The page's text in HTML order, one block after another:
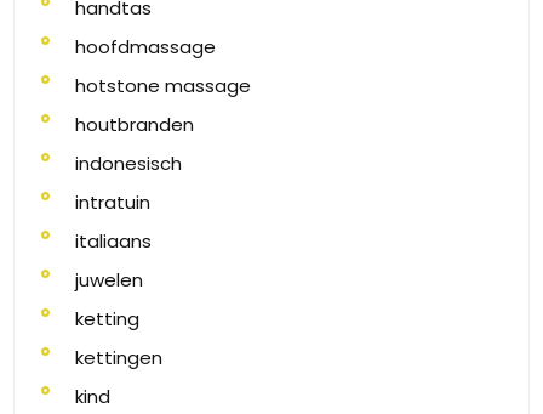
handtas
hoofdmassage
hotstone massage
houtbranden
indonesisch
intratuin
italiaans
juwelen
ketting
kettingen
kind